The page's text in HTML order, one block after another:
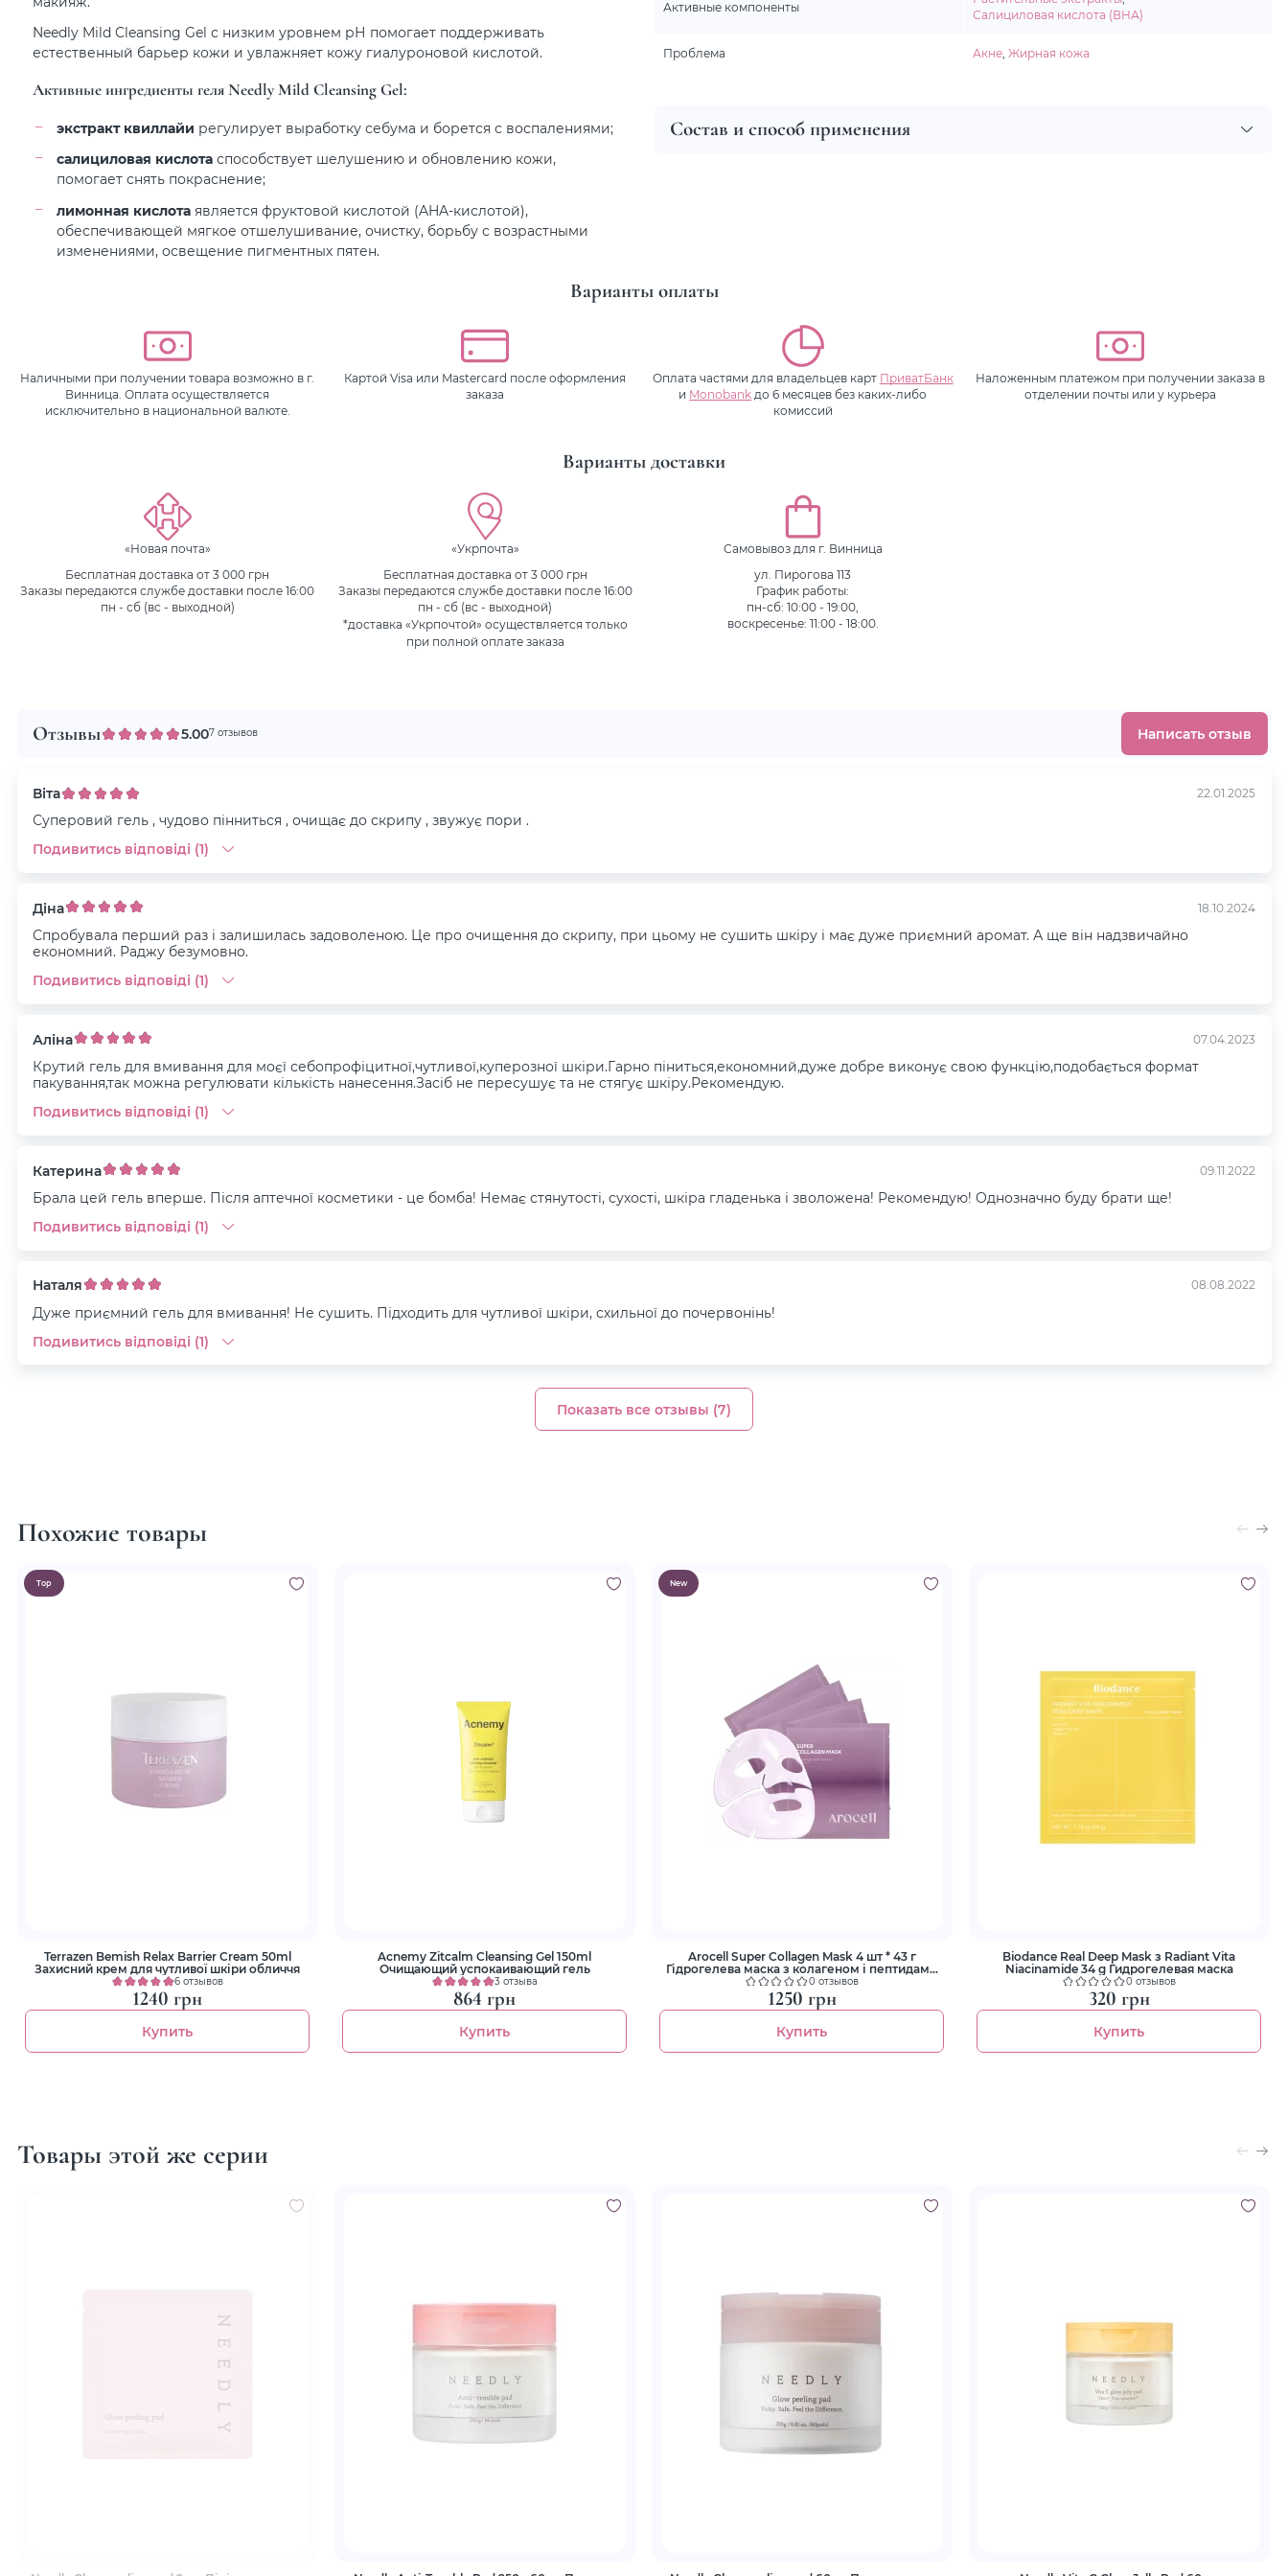
Needly Mild Cleansing Gel с низким уровнем рН помогает поддерживать
естественный барьер кожи и увлажняет кожу гиалуроновой кислотой.
Активные ингредиенты геля Needly Mild Cleansing Gel:
экстракт квиллайи регулирует выработку себума и борется с воспалениями;
салициловая кислота способствует шелушению и обновлению кожи,
помогает снять покраснение;
лимонная кислота является фруктовой кислотой (AHA-кислотой),
обеспечивающей мягкое отшелушивание, очистку, борьбу с возрастными
изменениями, освещение пигментных пятен.
Состав и способ применения
Активные компоненты
Салициловая кислота (ВНА)
Проблема Акне, Жирная кожа
Варианты оплаты
Наличными при получении товара возможно в г.
Винница. Оплата осуществляется
исключительно в национальной валюте.
Картой Visa или Mastercard после оформления
заказа
Оплата частями для владельцев карт ПриватБанк
и Monobank до 6 месяцев без каких-либо
комиссий
Наложенным платежом при получении заказа в
отделении почты или у курьера
Варианты доставки
«Новая почта»
Бесплатная доставка от 3 000 грн
Заказы передаются службе доставки после 16:00
пн - сб (вс - выходной)
«Укрпочта»
Бесплатная доставка от 3 000 грн
Заказы передаются службе доставки после 16:00
пн - сб (вс - выходной)
*доставка «Укрпочтой» осуществляется только
при полной оплате заказа
Самовывоз для г. Винница
ул. Пирогова 113
График работы:
пн-сб: 10:00 - 19:00,
воскресенье: 11:00 - 18:00.
Отзывы 5.007 отзывов Написать отзыв
Віта 22.01.2025
Суперовий гель , чудово пінниться , очищає до скрипу , звужує пори .
Подивитись відповіді (1)
Діна 18.10.2024
Спробувала перший раз і залишилась задоволеною. Це про очищення до скрипу, при цьому не сушить шкіру і має дуже приємний аромат. А ще він надзвичайно
економний. Раджу безумовно.
Подивитись відповіді (1)
Аліна 07.04.2023
Крутий гель для вмивання для моєї себопрофіцитної,чутливої,куперозної шкіри.Гарно піниться,економний,дуже добре виконує свою функцію,подобається формат
пакування,так можна регулювати кількість нанесення.Засіб не пересушує та не стягує шкіру.Рекомендую.
Подивитись відповіді (1)
Катерина 09.11.2022
Брала цей гель вперше. Після аптечної косметики - це бомба! Немає стянутості, сухості, шкіра гладенька і зволожена! Рекомендую! Однозначно буду брати ще!
Подивитись відповіді (1)
Наталя 08.08.2022
Дуже приємний гель для вмивання! Не сушить. Підходить для чутливої шкіри, схильної до почервонінь!
Подивитись відповіді (1)
Показать все отзывы (7)
Похожие товары
Top
Terrazen Bemish Relax Barrier Cream 50ml
Захисний крем для чутливої шкіри обличчя
6 отзывов
1240 грн
Купить
Acnemy Zitcalm Cleansing Gel 150ml
Очищающий успокаивающий гель
3 отзыва
864 грн
Купить
New
Arocell Super Collagen Mask 4 шт * 43 г
Гідрогелева маска з колагеном і пептидами
для ліфтингу та зволоження
0 отзывов
1250 грн
Купить
Biodance Real Deep Mask з Radiant Vita
Niacinamide 34 g Гидрогелевая маска
0 отзывов
320 грн
Купить
Товары этой же серии